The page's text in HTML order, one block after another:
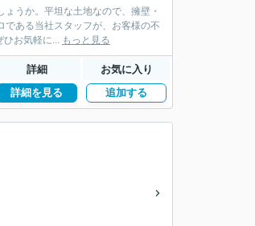
うか。平坦な土地なので、擁壁・
ある当社スタッフが、お客様の不
ひお気軽に... もっと見る
詳細 お気に入り
詳細を見る 追加する